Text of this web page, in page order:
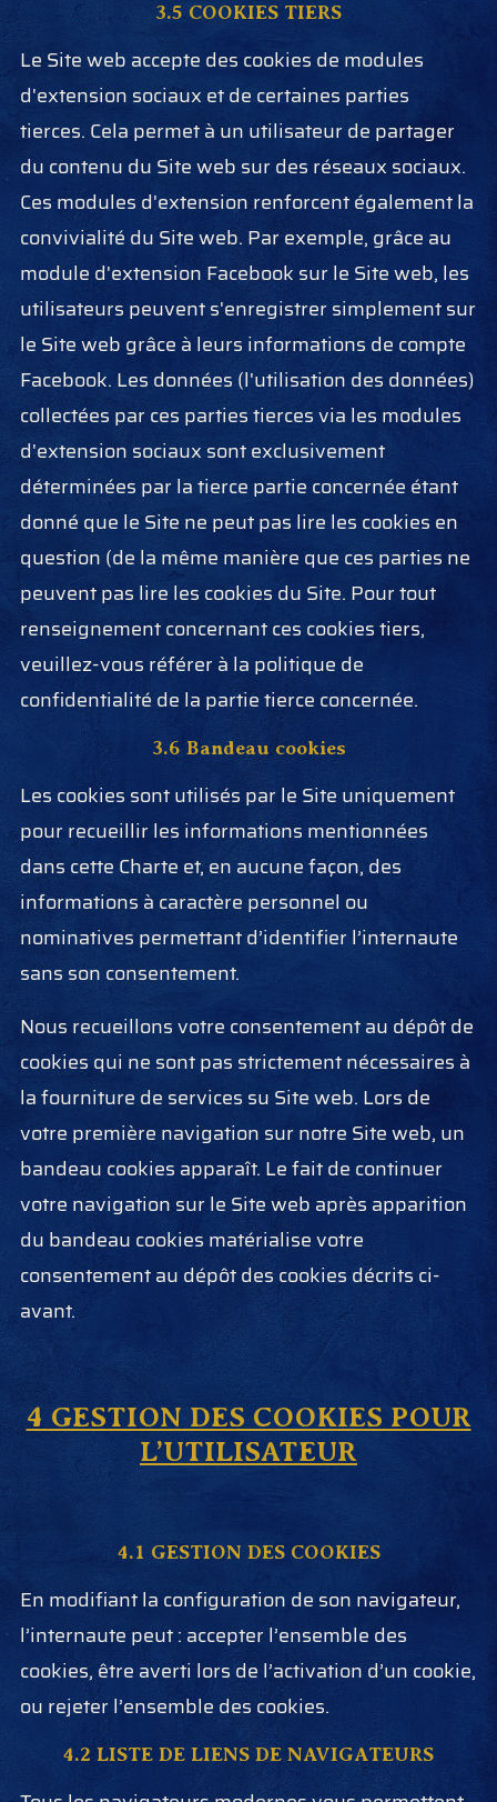
3.5 COOKIES TIERS
Le Site web accepte des cookies de modules
d'extension sociaux et de certaines parties
tierces. Cela permet à un utilisateur de partager
du contenu du Site web sur des réseaux sociaux.
Ces modules d'extension renforcent également la
convivialité du Site web. Par exemple, grâce au
module d'extension Facebook sur le Site web, les
utilisateurs peuvent s'enregistrer simplement sur
le Site web grâce à leurs informations de compte
Facebook. Les données (l'utilisation des données)
collectées par ces parties tierces via les modules
d'extension sociaux sont exclusivement
déterminées par la tierce partie concernée étant
donné que le Site ne peut pas lire les cookies en
question (de la même manière que ces parties ne
peuvent pas lire les cookies du Site. Pour tout
renseignement concernant ces cookies tiers,
veuillez-vous référer à la politique de
confidentialité de la partie tierce concernée.
3.6Bandeau cookies
Les cookies sont utilisés par le Site uniquement
pour recueillir les informations mentionnées
dans cette Charte et, en aucune façon, des
informations à caractère personnel ou
nominatives permettant d’identifier l’internaute
sans son consentement.
Nous recueillons votre consentement au dépôt de
cookies qui ne sont pas strictement nécessaires à
la fourniture de services su Site web. Lors de
votre première navigation sur notre Site web, un
bandeau cookies apparaît. Le fait de continuer
votre navigation sur le Site web après apparition
du bandeau cookies matérialise votre
consentement au dépôt des cookies décrits ci-
avant.
4 GESTION DES COOKIES POUR
L’UTILISATEUR
4.1 GESTION DES COOKIES
En modifiant la configuration de son navigateur,
l’internaute peut : accepter l’ensemble des
cookies, être averti lors de l’activation d’un cookie,
ou rejeter l’ensemble des cookies.
4.2 LISTE DE LIENS DE NAVIGATEURS